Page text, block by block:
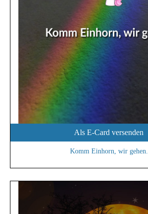
Als E-Card versenden
Komm Einhorn, wir gehen.